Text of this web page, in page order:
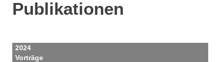
Publikationen
2024
Vorträge